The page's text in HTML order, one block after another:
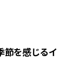
節を感じるイ